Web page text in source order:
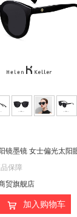
区不发货偏远地区
保障
贸旗舰店
加入购物车